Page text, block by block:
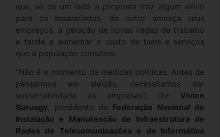
que, se de um lado a proposta traz algum alívio
para os assalariados, de outro ameaça seus
empregos, a geração de novas vagas de trabalho
e tende a aumentar o custo de bens e serviços
que a população consome.
“Não é o momento de medidas políticas. Antes de
pensarmos em eleição, necessitamos dar
sustentabilidade às empresas”, diz Vivien
Suruagy, presidente da Federação Nacional de
Instalação e Manutenção de Infraestrutura de
Redes de Telecomunicações e de Informática